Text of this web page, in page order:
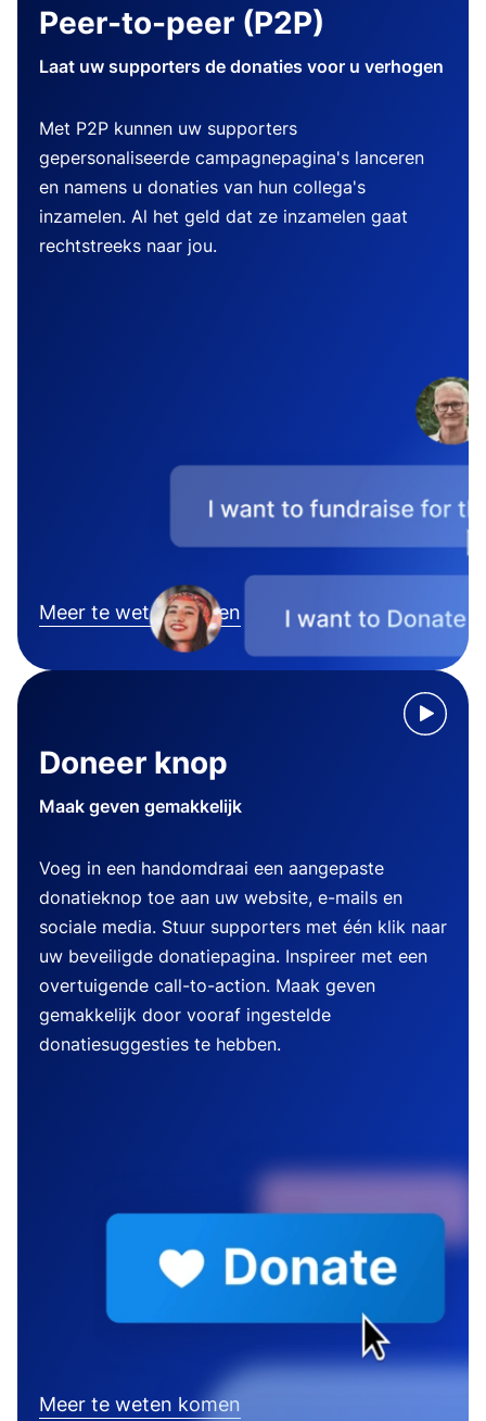
Peer-to-peer (P2P)
Laat uw supporters de donaties voor u verhogen
Met P2P kunnen uw supporters
gepersonaliseerde campagnepagina's lanceren
en namens u donaties van hun collega's
inzamelen. Al het geld dat ze inzamelen gaat
rechtstreeks naar jou.
Meer te weten komen
Doneer knop
Maak geven gemakkelijk
Voeg in een handomdraai een aangepaste
donatieknop toe aan uw website, e-mails en
sociale media. Stuur supporters met één klik naar
uw beveiligde donatiepagina. Inspireer met een
overtuigende call-to-action. Maak geven
gemakkelijk door vooraf ingestelde
donatiesuggesties te hebben.
Meer te weten komen